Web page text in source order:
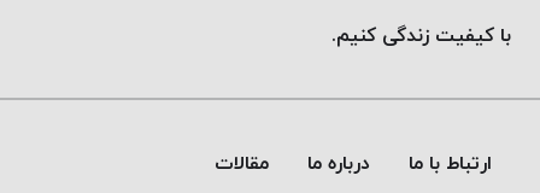
با کیفیت زندگی کنیم.
ارتباط با ما درباره ما
مقالات